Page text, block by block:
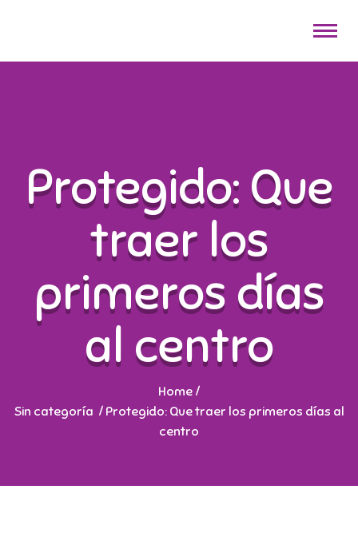
Protegido: Que
traer los
primeros días
al centro
Home /
Sin categoría /Protegido: Que traer los primeros días al
centro